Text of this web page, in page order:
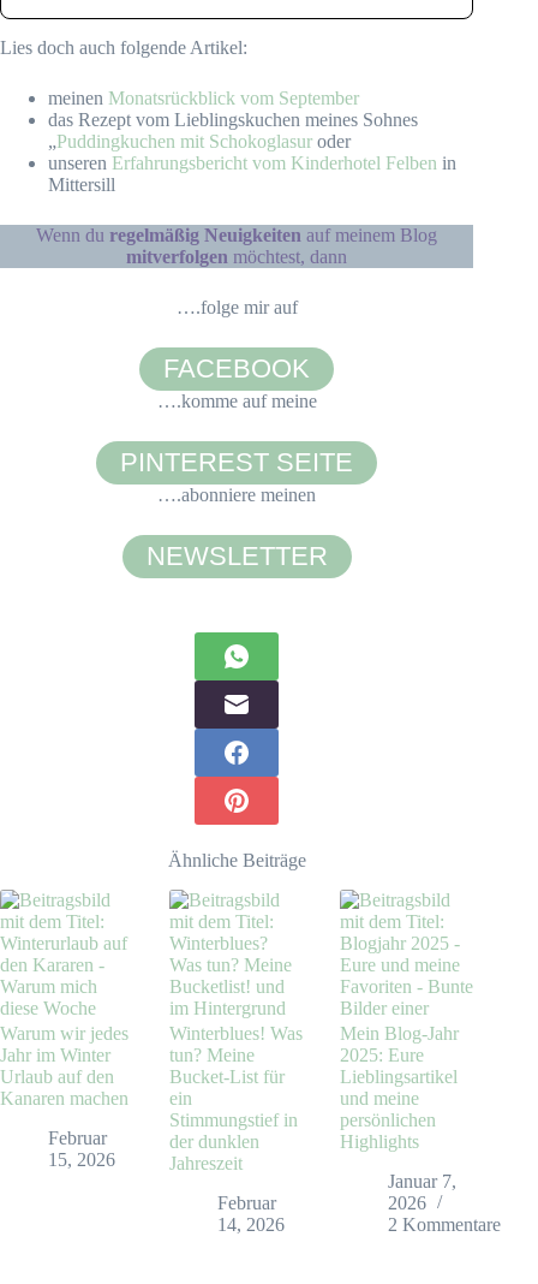
Lies doch auch folgende Artikel:
meinen Monatsrückblick vom September
das Rezept vom Lieblingskuchen meines Sohnes
„Puddingkuchen mit Schokoglasur oder
unseren Erfahrungsbericht vom Kinderhotel Felben in
Mittersill
Wenn duregelmäßig Neuigkeiten auf meinem Blog
mitverfolgen möchtest, dann
….folge mir auf
FACEBOOK
….komme auf meine
PINTEREST SEITE
….abonniere meinen
NEWSLETTER
Ähnliche Beiträge
Warum wir jedes
Jahr im Winter
Urlaub auf den
Kanaren machen
Februar
15, 2026
Winterblues! Was
tun? Meine
Bucket-List für
ein
Stimmungstief in
der dunklen
Jahreszeit
Februar
14, 2026
Mein Blog-Jahr
2025: Eure
Lieblingsartikel
und meine
persönlichen
Highlights
Januar 7,
2026
2 Kommentare